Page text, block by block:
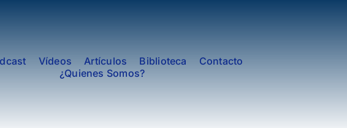
Vídeos Artículos Biblioteca
Contacto
¿Quienes Somos?